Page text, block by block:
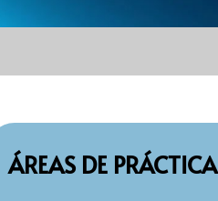
ÁREAS DE PRÁCTICA